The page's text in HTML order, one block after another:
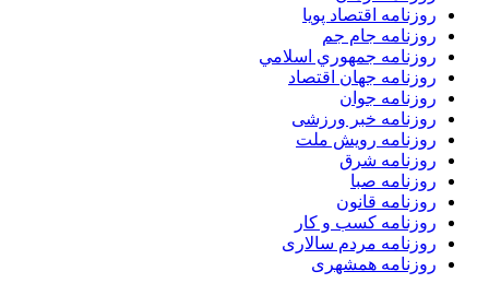
روزنامه اقتصاد پویا
روزنامه جام جم
روزنامه جمهوري اسلامي
روزنامه جهان اقتصاد
روزنامه جوان
روزنامه خبر ورزشى
روزنامه رویش ملت
روزنامه شرق
روزنامه صبا
روزنامه قانون
روزنامه كسب و كار
روزنامه مردم سالاری
روزنامه همشهری